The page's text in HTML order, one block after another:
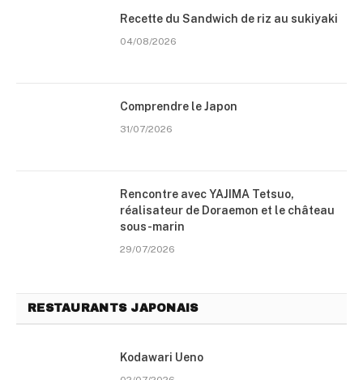
Recette du Sandwich de riz au sukiyaki
04/08/2026
Comprendre le Japon
31/07/2026
Rencontre avec YAJIMA Tetsuo,
réalisateur de Doraemon et le château
sous-marin
29/07/2026
RESTAURANTS JAPONAIS
Kodawari Ueno